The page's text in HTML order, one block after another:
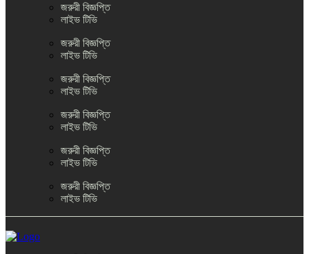
জরুরী বিজ্ঞপ্তি
লাইভ টিভি
জরুরী বিজ্ঞপ্তি
লাইভ টিভি
জরুরী বিজ্ঞপ্তি
লাইভ টিভি
জরুরী বিজ্ঞপ্তি
লাইভ টিভি
জরুরী বিজ্ঞপ্তি
লাইভ টিভি
জরুরী বিজ্ঞপ্তি
লাইভ টিভি